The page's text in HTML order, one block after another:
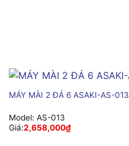
MÁY MÀI 2 ĐÁ 6 ASAKI-AS-013
Model: AS-013
Giá:2,658,000₫